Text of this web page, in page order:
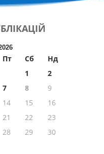
Пт Сб
Нд
1
2
7 8
9
14 15
16
21 22
23
28 29
30